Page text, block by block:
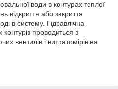
води в контурах теплої
відкриття або закриття
в систему. Гідравлічна
проводиться з
вентилів і витратомірів на